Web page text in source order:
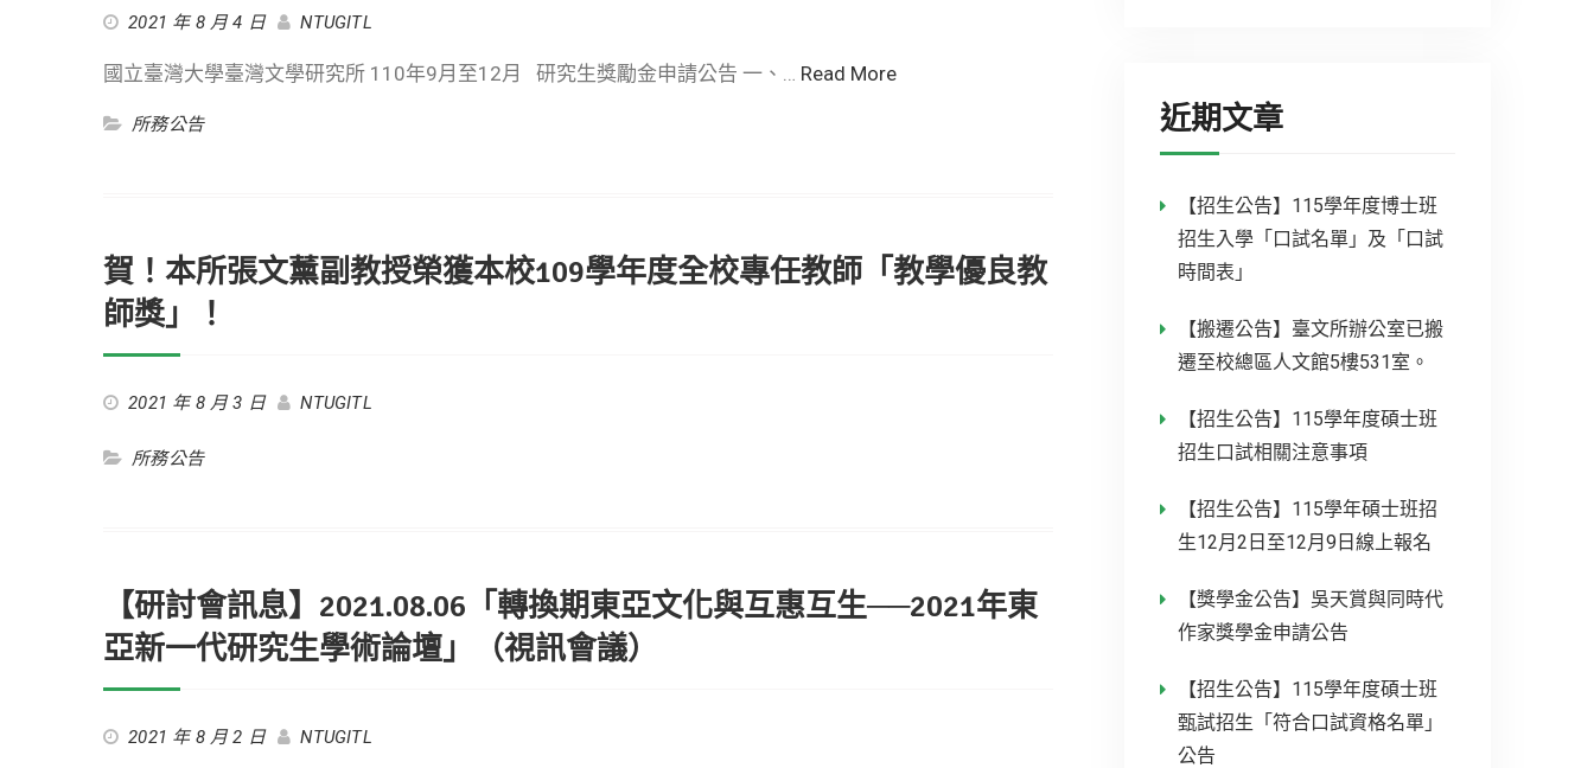
2021 年 8 月 4 日 NTUGITL
國立臺灣大學臺灣文學研究所 110年9月至12月 研究生獎勵金申請公告 一、… Read More
所務公告
賀！本所張文薰副教授榮獲本校109學年度全校專任教師「教學優良教
師獎」！
2021 年 8 月 3 日 NTUGITL
所務公告
【研討會訊息】2021.08.06「轉換期東亞文化與互惠互生──2021年東
亞新一代研究生學術論壇」（視訊會議）
2021 年 8 月 2 日 NTUGITL
近期文章
【招生公告】115學年度博士班
招生入學「口試名單」及「口試
時間表」
【搬遷公告】臺文所辦公室已搬
遷至校總區人文館5樓531室。
【招生公告】115學年度碩士班
招生口試相關注意事項
【招生公告】115學年碩士班招
生12月2日至12月9日線上報名
【獎學金公告】吳天賞與同時代
作家獎學金申請公告
【招生公告】115學年度碩士班
甄試招生「符合口試資格名單」
公告